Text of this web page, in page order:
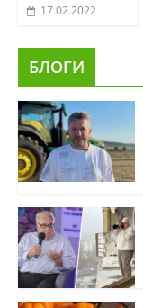
17.02.2022
БЛОГИ